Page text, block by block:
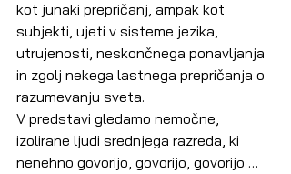
kot junaki prepričanj, ampak kot
subjekti, ujeti v sisteme jezika,
utrujenosti, neskončnega ponavljanja
in zgolj nekega lastnega prepričanja o
razumevanju sveta.
V predstavi gledamo nemočne,
izolirane ljudi srednjega razreda, ki
nenehno govorijo, govorijo, govorijo …